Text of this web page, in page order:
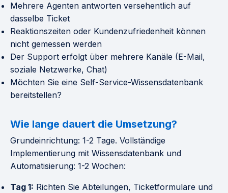
Mehrere Agenten antworten versehentlich auf
dasselbe Ticket
Reaktionszeiten oder Kundenzufriedenheit können
nicht gemessen werden
Der Support erfolgt über mehrere Kanäle (E-Mail,
soziale Netzwerke, Chat)
Möchten Sie eine Self-Service-Wissensdatenbank
bereitstellen?
Wie lange dauert die Umsetzung?
Grundeinrichtung: 1-2 Tage. Vollständige
Implementierung mit Wissensdatenbank und
Automatisierung: 1-2 Wochen:
Tag 1: Richten Sie Abteilungen, Ticketformulare und